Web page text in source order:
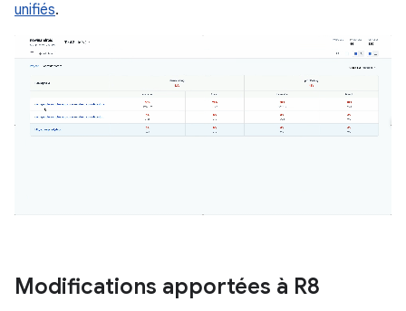
unifiés.
Modifications apportées à R8